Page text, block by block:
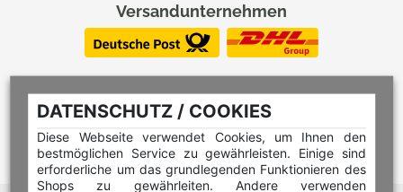
DATENSCHUTZ / COOKIES
Diese Webseite verwendet Cookies, um Ihnen den
bestmöglichen Service zu gewährleisten. Einige sind
erforderliche um das grundlegenden Funktionieren des
Shops zu gewährleiten. Andere verwenden
Versandunternehmen